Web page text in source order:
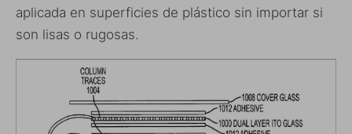
aplicada en superficies de plástico sin importar si
son lisas o rugosas.